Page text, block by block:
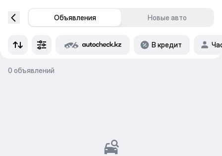
Объявления Новые авто
В кредит
0 объявлений